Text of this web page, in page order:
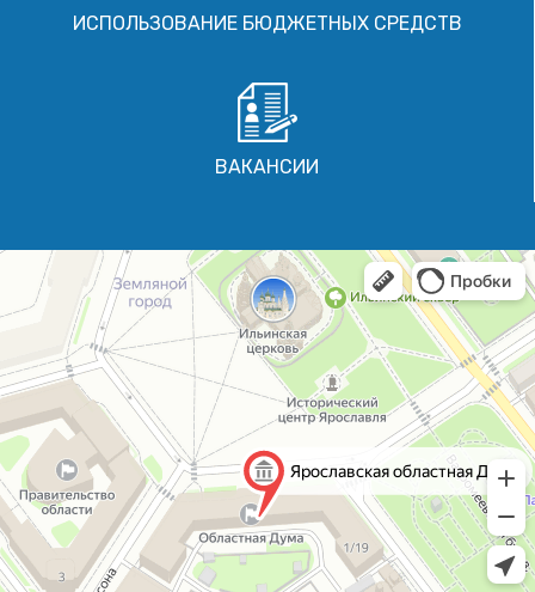
ИСПОЛЬЗОВАНИЕ БЮДЖЕТНЫХ СРЕДСТВ
ВАКАНСИИ